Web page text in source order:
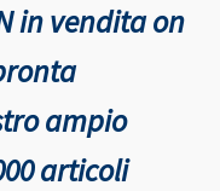
in vendita on
ampio
articoli